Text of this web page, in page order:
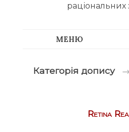
раціональних
Категорія допису →
Retina